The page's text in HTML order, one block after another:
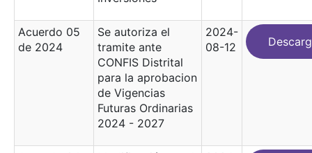
Acuerdo 05
de 2024
Se autoriza el
tramite ante
CONFIS Distrital
para la aprobacion
de Vigencias
Futuras Ordinarias
2024 - 2027
2024-
08-12